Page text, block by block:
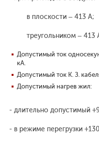
в плоскости – 413 А;
треугольником – 413
Допустимый ток
кА.
Допустимый ток К. З.
Допустимый нагрев жил:
- длительно допустимый
- в режиме перегрузки